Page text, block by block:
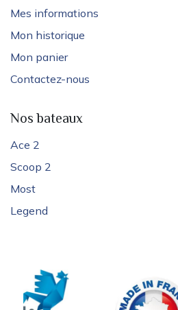
Mes informations
Mon historique
Mon panier
Contactez-nous
Nos bateaux
Ace 2
Scoop 2
Most
Legend